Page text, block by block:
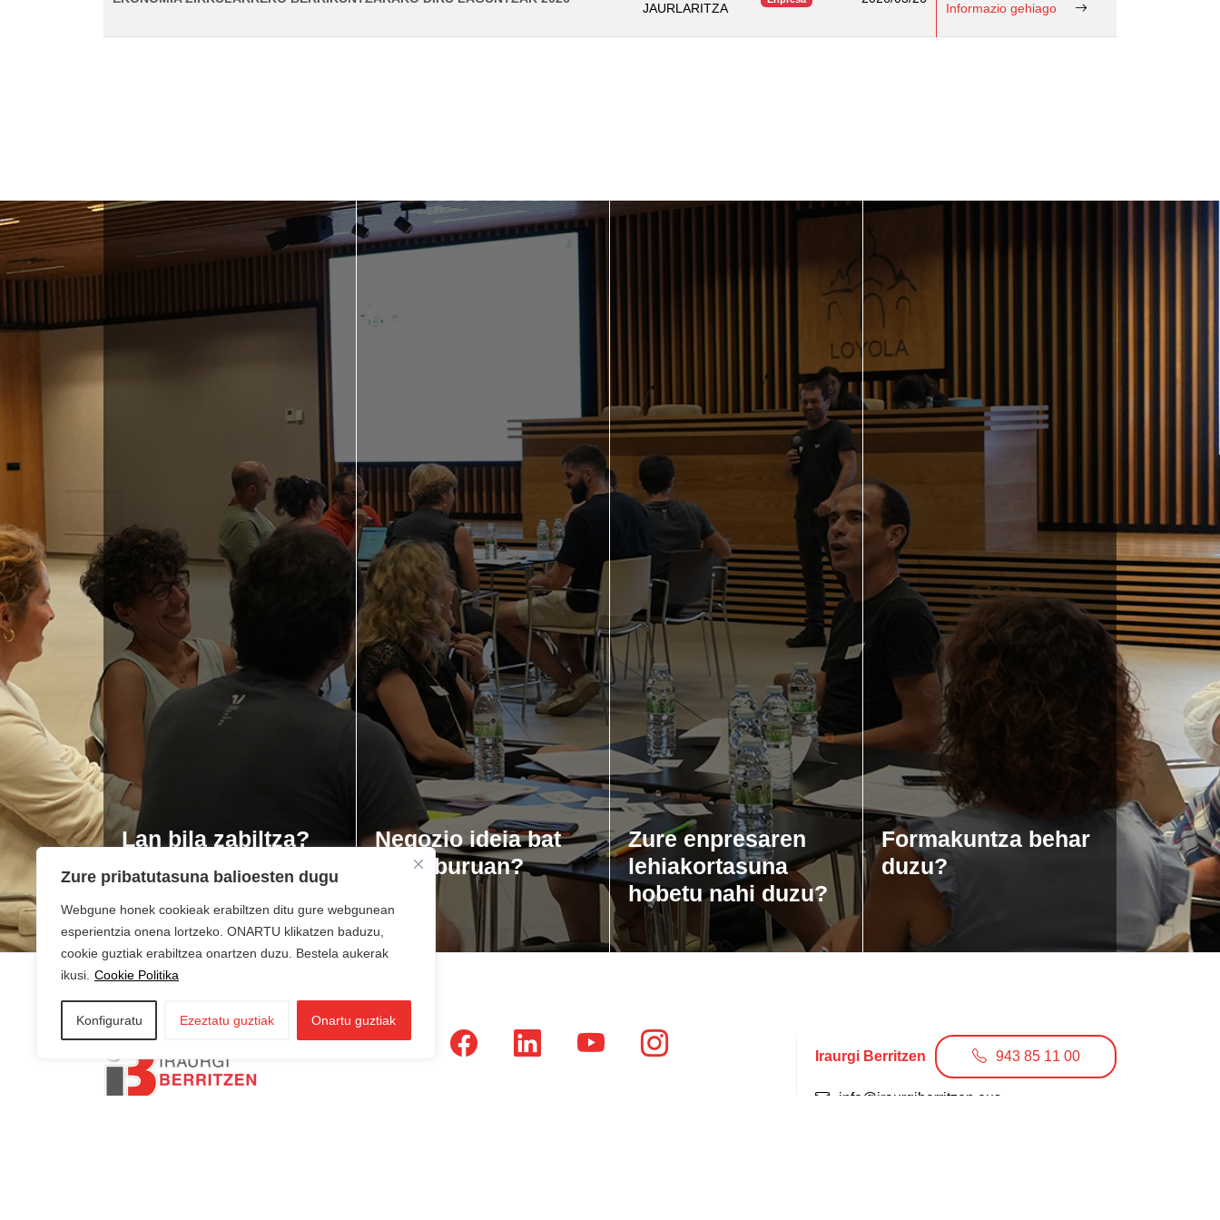
Zure pribatutasuna balioesten dugu
Webgune honek cookieak erabiltzen ditu gure webgunean
esperientzia onena lortzeko. ONARTU klikatzen baduzu,
cookie guztiak erabiltzea onartzen duzu. Bestela aukerak
ikusi. Cookie Politika
Konfiguratu Ezeztatu guztiak Onartu guztiak
JAURLARITZA
Informazio gehiago
Lan bila zabiltza?
Negozio ideia bat
duzu buruan?
Zure enpresaren
lehiakortasuna
hobetu nahi duzu?
Formakuntza behar
duzu?
Iraurgi Berritzen 943 85 11 00
info@iraurgiberritzen.eus